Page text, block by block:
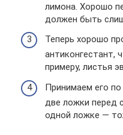
лимона. Хорошо
должен быть
Теперь хорошо
антиконгестант,
примеру, листья
Принимаем его
две ложки перед
одной ложке —